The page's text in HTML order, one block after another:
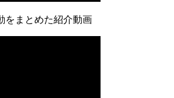
をまとめた紹介動画